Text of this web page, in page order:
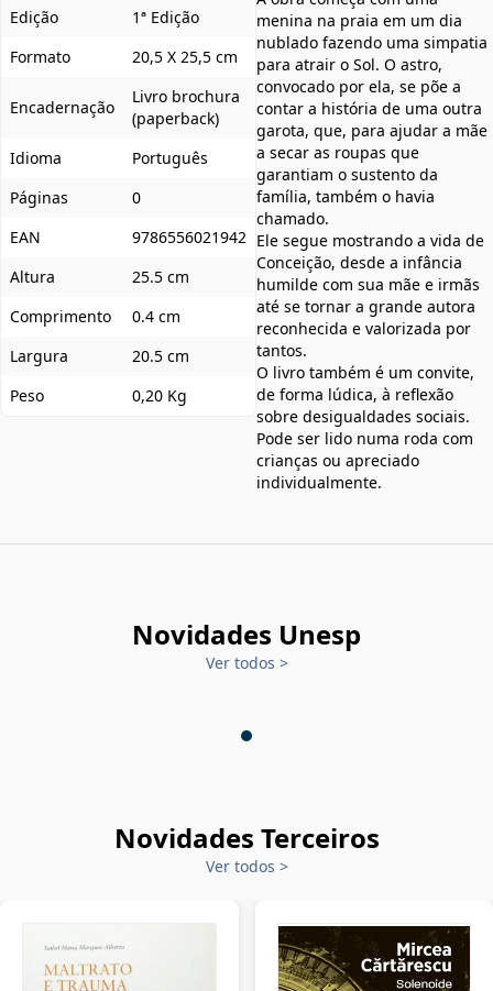
Edição
1ª Edição
Formato
20,5 X 25,5 cm
Encadernação
Livro brochura
(paperback)
Idioma
Português
Páginas
0
EAN
9786556021942
Altura
25.5 cm
Comprimento
0.4 cm
Largura
20.5 cm
Peso
0,20 Kg
menina na praia em um dia
nublado fazendo uma simpatia
para atrair o Sol. O astro,
convocado por ela, se põe a
contar a história de uma outra
garota, que, para ajudar a mãe
a secar as roupas que
garantiam o sustento da
família, também o havia
chamado.
Ele segue mostrando a vida de
Conceição, desde a infância
humilde com sua mãe e irmãs
até se tornar a grande autora
reconhecida e valorizada por
tantos.
O livro também é um convite,
de forma lúdica, à reflexão
sobre desigualdades sociais.
Pode ser lido numa roda com
crianças ou apreciado
individualmente.
Novidades Unesp
Ver todos >
Novidades Terceiros
Ver todos >